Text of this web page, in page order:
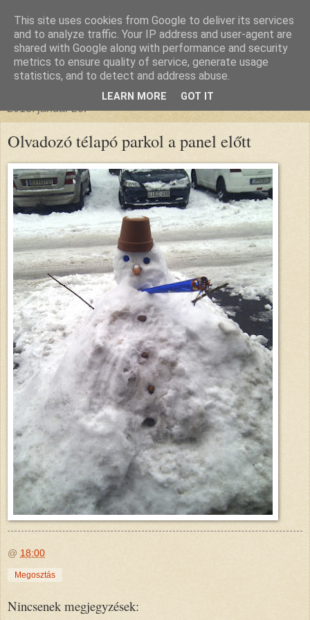
glanthor
egy tündebarát a való világban
2013. január 20.
Olvadozó télapó parkol a panel előtt
@ 18:00
Megosztás
Nincsenek megjegyzések:
This site uses cookies from Google to deliver its services
and to analyze traffic. Your IP address and user-agent are
shared with Google along with performance and security
metrics to ensure quality of service, generate usage
statistics, and to detect and address abuse.
LEARN MORE GOT IT